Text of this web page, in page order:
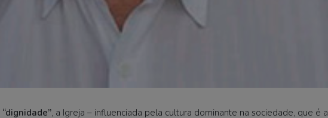
“dignidade”, a Igreja – influenciada pela cultura dominante na sociedade, que é a